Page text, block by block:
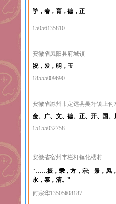
学，春，育，德，正
15056135810
安徽省凤阳县府城镇
祝，发，明，玉
18555009690
安徽省滁州市定远县吴圩镇上何
金、广、文、德、正、开、国、
15155032758
安徽省宿州市栏杆镇化楼村
“……振，秉，方，宗; 景，凤
永，泰，清。”
何宗华13505608187